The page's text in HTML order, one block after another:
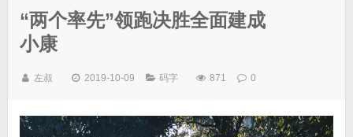
“两个率先”领跑决胜全面建成
小康
左叔 2019-10-09 码字 871 0